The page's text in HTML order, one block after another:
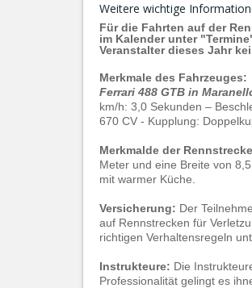
Weitere wichtige
Für die Fahrten auf der
im Kalender unter
Veranstalter dieses Jahr
Merkmale des Fahrzeuges:
Ferrari 488 GTB in
km/h: 3,0 Sekunden –
670 CV - Kupplung:
Merkmalde der
Meter und eine Breite von
mit warmer Küche.
Versicherung: Der
auf Rennstrecken für
richtigen Verhaltensregeln
Instrukteure: Die
Professionalität gelingt es